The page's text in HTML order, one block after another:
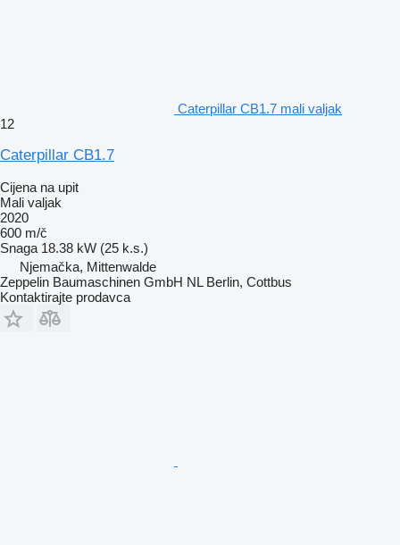
Caterpillar CB1.7 mali valjak
12
Caterpillar CB1.7
Cijena na upit
Mali valjak
2020
600 m/č
Snaga 18.38 kW (25 k.s.)
Njemačka, Mittenwalde
Zeppelin Baumaschinen GmbH NL Berlin, Cottbus
Kontaktirajte prodavca